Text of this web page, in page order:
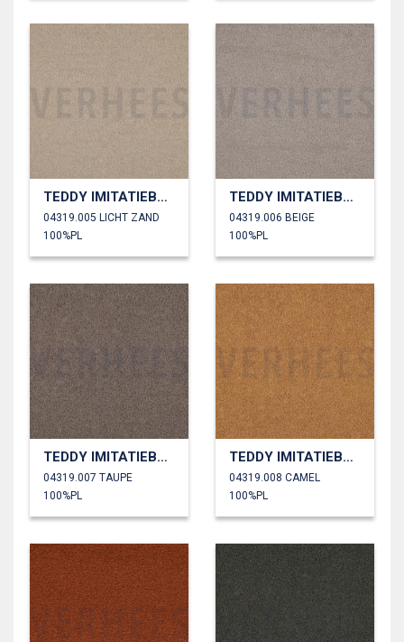
TEDDY IMITATIEBONT
04319.005 LICHT ZAND
100%PL
TEDDY IMITATIEBONT
04319.006 BEIGE
100%PL
TEDDY IMITATIEBONT
04319.007 TAUPE
100%PL
TEDDY IMITATIEBONT
04319.008 CAMEL
100%PL